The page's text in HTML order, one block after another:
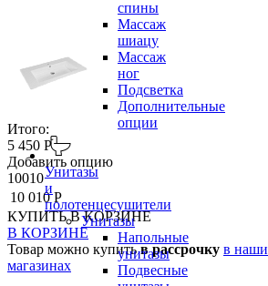
спины
Массаж
шиацу
Массаж
ног
Подсветка
Дополнительные
опции
Унитазы
и
полотенцесушители
Унитазы
Напольные
унитазы
Подвесные
Итого:
5 450 Р
Добавить опцию
10010
10 010 Р
КУПИТЬ В КОРЗИНЕ
В КОРЗИНЕ
Товар можно купитьв рассрочку в
магазинах